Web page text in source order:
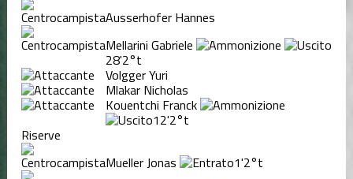
Ausserhofer Hannes
Mellarini Gabriele
28'2°t
Volgger Yuri
Mlakar Nicholas
Kouentchi Franck
12'2°t
Riserve
Mueller Jonas
1'2°t